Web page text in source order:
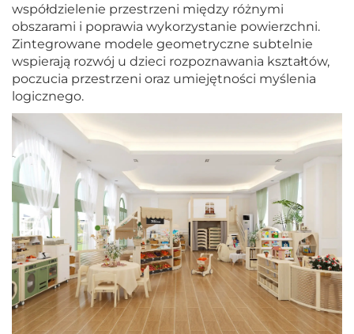
współdzielenie przestrzeni między różnymi
obszarami i poprawia wykorzystanie powierzchni.
Zintegrowane modele geometryczne subtelnie
wspierają rozwój u dzieci rozpoznawania kształtów,
poczucia przestrzeni oraz umiejętności myślenia
logicznego.